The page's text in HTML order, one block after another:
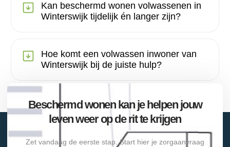
Kan beschermd wonen volwassenen in
Winterswijk tijdelijk én langer zijn?
Hoe komt een volwassen inwoner van
Winterswijk bij de juiste hulp?
Beschermd wonen kan je helpen jouw
leven weer op de rit te krijgen
Zet vandaag de eerste stap. Start hier je zorgaanvraag